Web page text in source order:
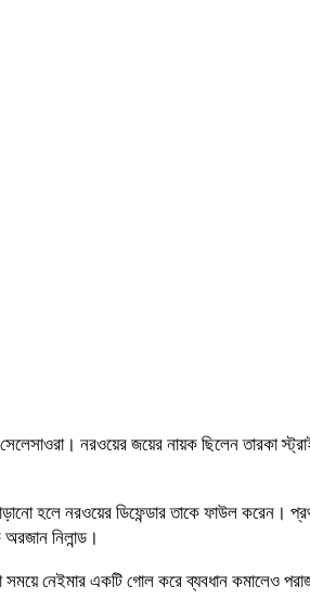
নরওয়ের জয়ের নায়ক ছিলেন তারকা
হলে নরওয়ের ডিফেন্ডার তাকে ফাউল করেন।
নিলান্ড।
সময়ে নেইমার একটি গোল করে ব্যবধান কমালেও